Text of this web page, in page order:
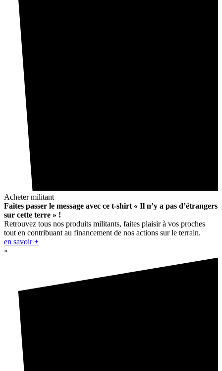
Acheter militant
Faites passer le message avec ce t-shirt « Il n’y a pas d’étrangers
sur cette terre » !
Retrouvez tous nos produits militants, faites plaisir à vos proches
tout en contribuant au financement de nos actions sur le terrain.
en savoir +
»